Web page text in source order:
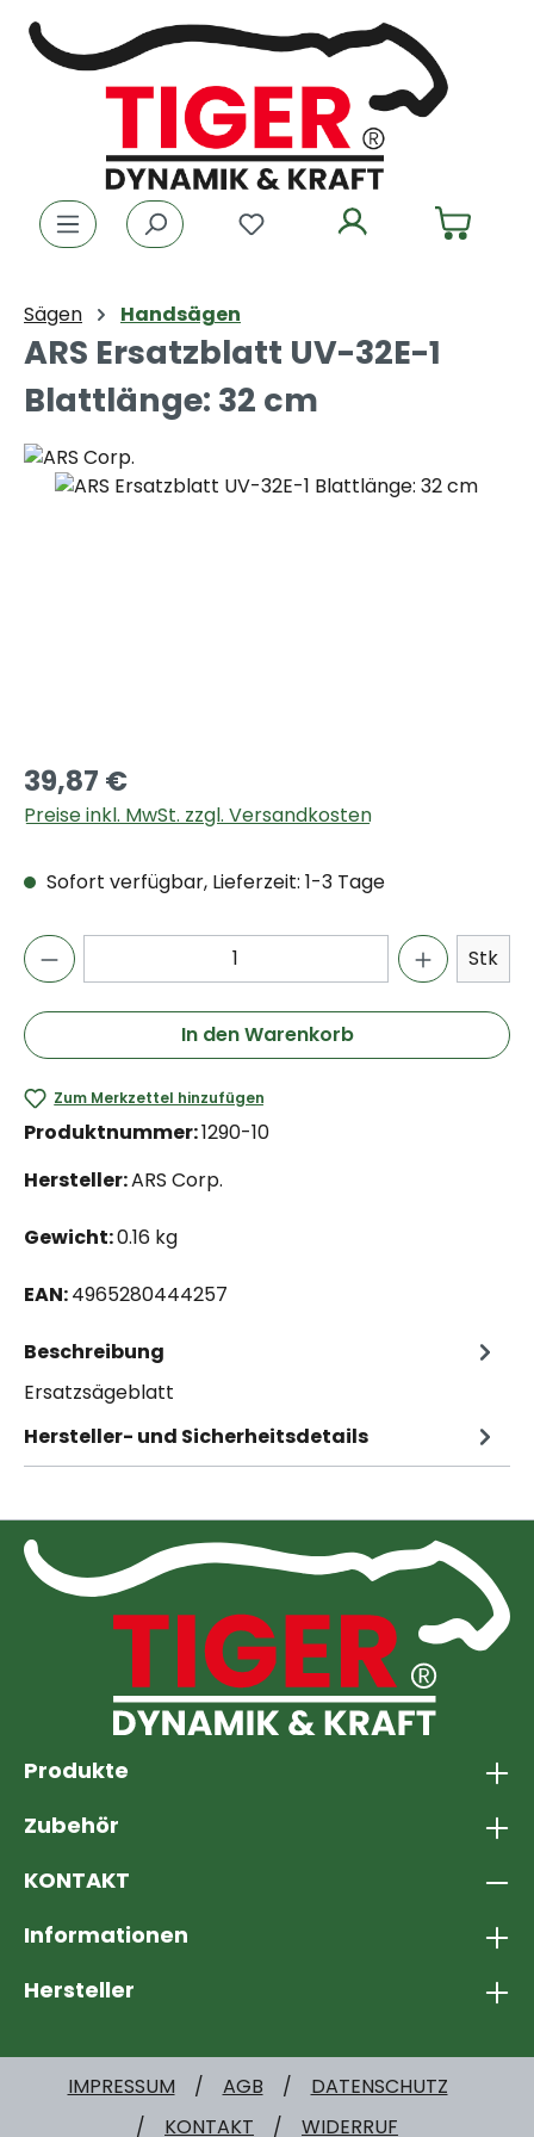
Zum Hauptinhalt springen
Du hast 0 Produkte auf
Sägen Handsägen
ARS Ersatzblatt UV-32E-1
Blattlänge: 32 cm
Bildergalerie überspringen
39,87 €
Preise inkl. MwSt. zzgl. Versandkosten
Sofort verfügbar, Lieferzeit: 1-3 Tage
Stk
In den Warenkorb
Zum Merkzettel hinzufügen
Produktnummer:1290-10
Hersteller:ARS Corp.
Gewicht:0.16 kg
EAN:4965280444257
Beschreibung
Ersatzsägeblatt
Hersteller- und Sicherheitsdetails
Produkte
Zubehör
KONTAKT
Informationen
Hersteller
IMPRESSUM AGB
DATENSCHUTZ
KONTAKT
WIDERRUF